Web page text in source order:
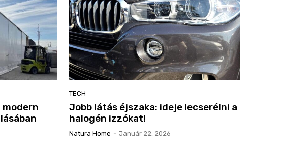
modern
TECH
Jobb látás éjszaka: ideje lecserélni a
halogén izzókat!
Natura Home - Január 22, 2026